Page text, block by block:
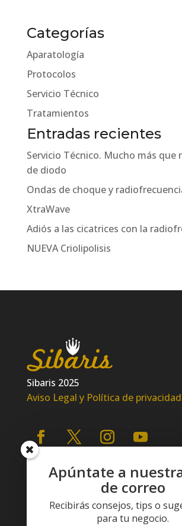
Categorías
Aparatología
Protocolos
Servicio Técnico
Tratamientos
Entradas recientes
Servicio Técnico. Mucho más que
de diodo
Ondas de choque y
XtraWave
Adiós a las cicatrices con la
NUEVA Criolipolisis
Sibaris 2025
Aviso Legal y Política de privacidad
Apúntate a
de correo
Recibirás consejos, tips o
para tu negocio.